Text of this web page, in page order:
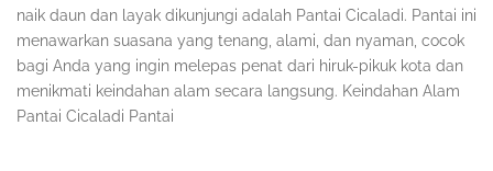
naik daun dan layak dikunjungi adalah Pantai Cicaladi. Pantai ini
menawarkan suasana yang tenang, alami, dan nyaman, cocok
bagi Anda yang ingin melepas penat dari hiruk-pikuk kota dan
menikmati keindahan alam secara langsung. Keindahan Alam
Pantai Cicaladi Pantai